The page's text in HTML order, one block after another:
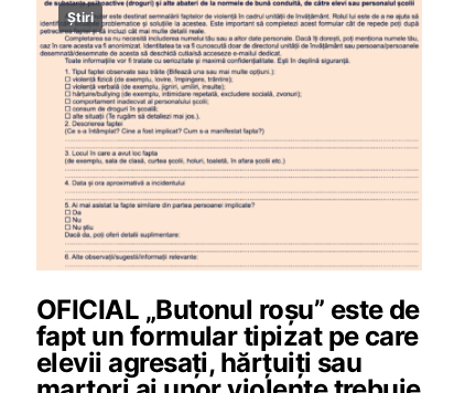
Știri
OFICIAL „Butonul roșu” este de
fapt un formular tipizat pe care
elevii agresați, hărțuiți sau